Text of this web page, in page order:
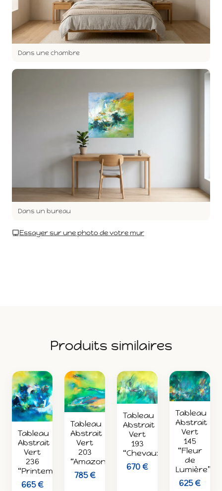
Dans une chambre
Dans un bureau
Essayer sur une photo de votre mur
Produits similaires
Tableau
Abstrait
Vert
236
“Printemps”
665 €
Tableau
Abstrait
Vert
203
“Amazonie”
785 €
Tableau
Abstrait
Vert
193
“Chevaux”
670 €
Tableau
Abstrait
Vert
145
“Fleur
de
Lumière”
625 €